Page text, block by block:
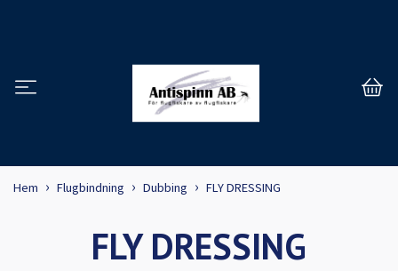
Hem Flugbindning Dubbing FLY DRESSING
FLY DRESSING